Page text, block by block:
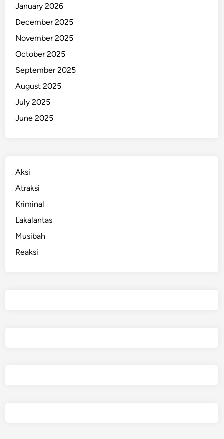
s
a
d
J
I
S
January 2026
December 2025
November 2025
October 2025
September 2025
August 2025
July 2025
June 2025
Aksi
Atraksi
Kriminal
Lakalantas
Musibah
Reaksi